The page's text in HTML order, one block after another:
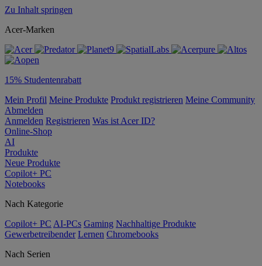
Zu Inhalt springen
Acer-Marken
15% Studentenrabatt
Mein Profil Meine Produkte Produkt registrieren Meine Community
Abmelden
Anmelden Registrieren Was ist Acer ID?
Online-Shop
AI
Produkte
Neue Produkte
Copilot+ PC
Notebooks
Nach Kategorie
Copilot+ PC AI-PCs Gaming Nachhaltige Produkte
Gewerbetreibender Lernen Chromebooks
Nach Serien